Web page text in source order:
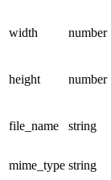
width number
height number
file_name string
mime_type string